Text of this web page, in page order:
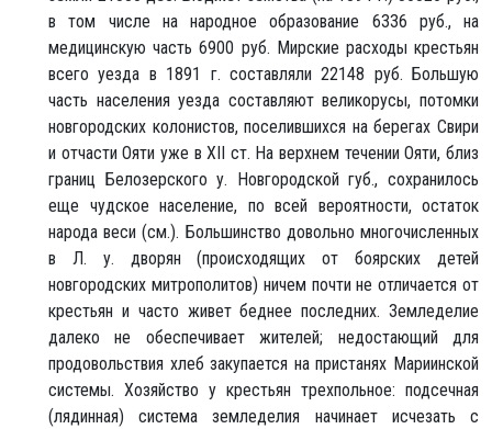
в том числе на народное образование 6336 руб., на
медицинскую часть 6900 руб. Мирские расходы крестьян
всего уезда в 1891 г. составляли 22148 руб. Большую
часть населения уезда составляют великорусы, потомки
новгородских колонистов, поселившихся на берегах Свири
и отчасти Ояти уже в XII ст. На верхнем течении Ояти, близ
границ Белозерского у. Новгородской губ., сохранилось
еще чудское население, по всей вероятности, остаток
народа веси (см.). Большинство довольно многочисленных
в Л. у. дворян (происходящих от боярских детей
новгородских митрополитов) ничем почти не отличается от
крестьян и часто живет беднее последних. Земледелие
далеко не обеспечивает жителей; недостающий для
продовольствия хлеб закупается на пристанях Мариинской
системы. Хозяйство у крестьян трехпольное: подсечная
(лядинная) система земледелия начинает исчезать с